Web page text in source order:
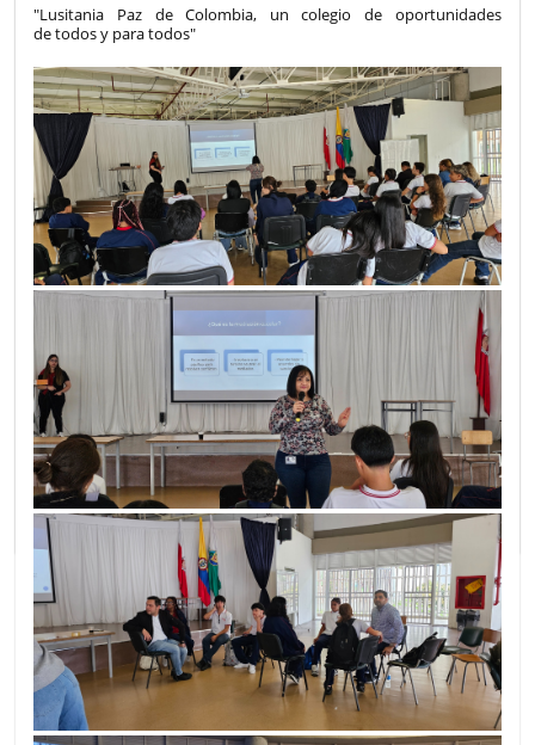
"Lusitania Paz de Colombia, un colegio de oportunidades
de todos y para todos"